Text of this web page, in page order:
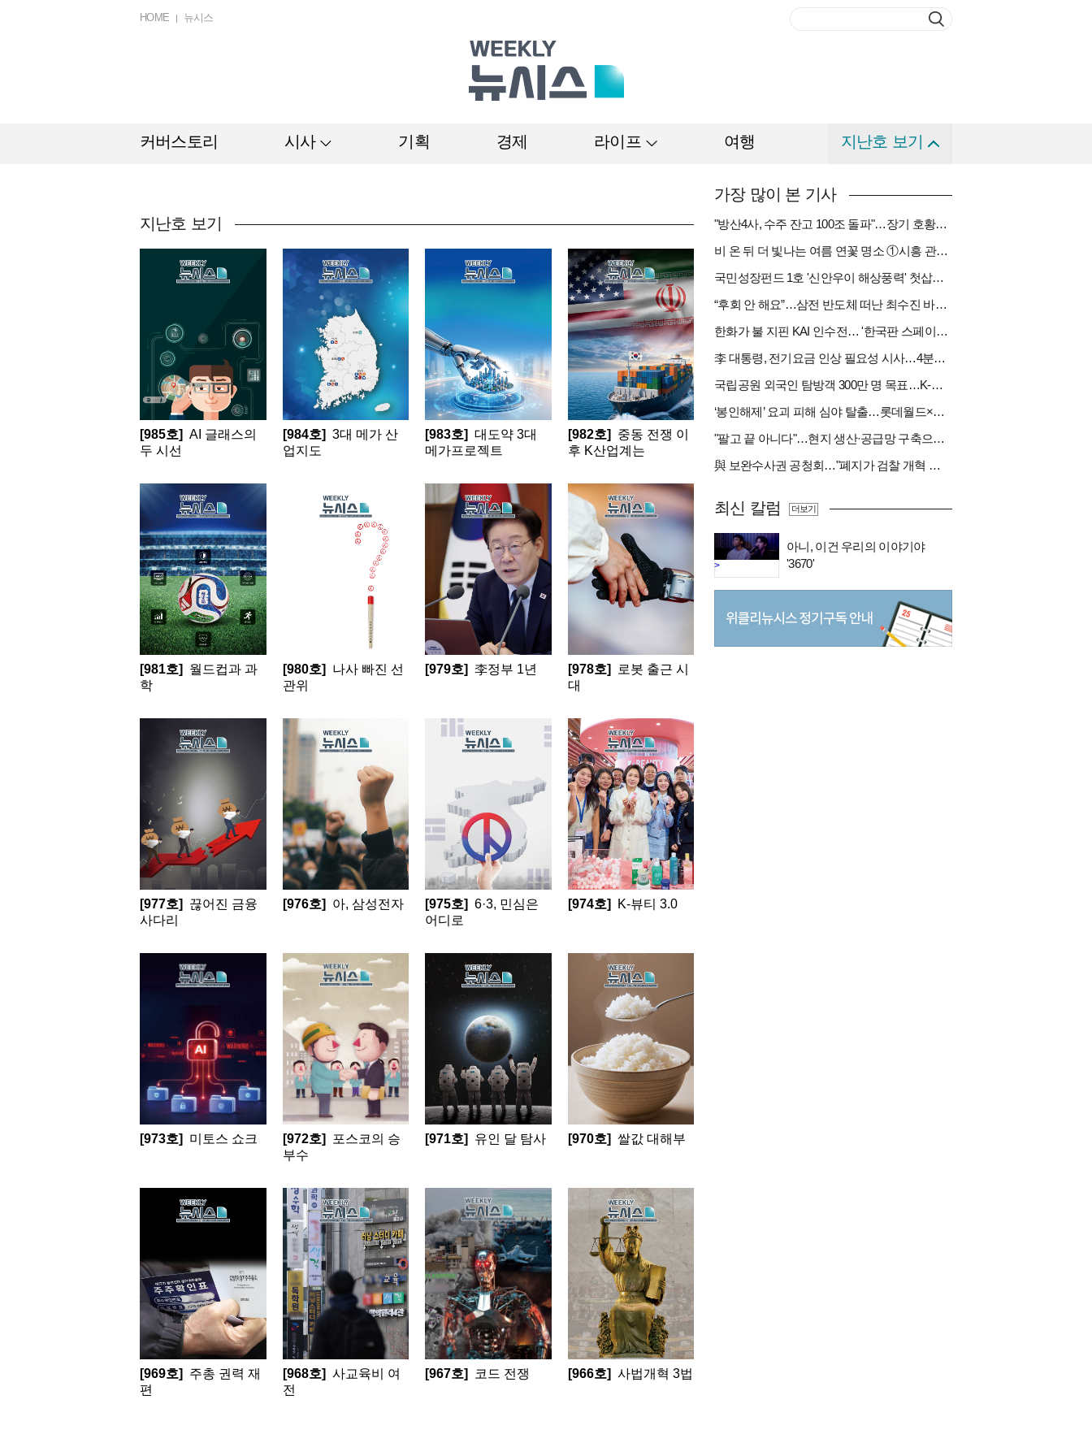
HOME 뉴시스
커버스토리 시사 기획 경제 라이프 여행 지난호 보기
지난호 보기
[985호] AI 글래스의
두 시선
[984호] 3대 메가 산
업지도
[983호] 대도약 3대
메가프로젝트
[982호]
중동 전쟁 이
후 K산업계는
[981호]
월드컵과 과
학
[980호]
나사 빠진 선
관위
[979호] 李정부 1년 [978호]
로봇 출근 시
대
[977호]
끊어진 금융
사다리
[976호] 아, 삼성전자 [975호] 6·3, 민심은
어디로
[974호] K-뷰티 3.0
[973호] 미토스 쇼크 [972호]
포스코의 승
부수
[971호] 유인 달 탐사 [970호] 쌀값 대해부
[969호]
주총 권력 재
편
[968호] 사교육비 여
전
[967호] 코드 전쟁 [966호] 사법개혁 3법
가장 많이 본 기사
"방산4사, 수주 잔고 100조 돌파"…장기 호황기 들어섰다[다시 나는 K방산①]
비 온 뒤 더 빛나는 여름 연꽃 명소 ①시흥 관곡지
국민성장펀드 1호 '신안우이 해상풍력' 첫삽…바람소득 시동[하반기 에너지②]
“후회 안 해요”…삼전 반도체 떠난 최수진 바텐더의 ‘피어오름’[피플]
한화가 불 지핀 KAI 인수전… '한국판 스페이스X' 탄생 촉각[다시 나는 K방산③]
李 대통령, 전기요금 인상 필요성 시사…4분기엔 오를까
국립공원 외국인 탐방객 300만 명 목표…K-트레킹 키운다
‘봉인해제’ 요괴 피해 심야 탈출…롯데월드×당근
"팔고 끝 아니다"…현지 생산·공급망 구축으로 글로벌 진입장벽 돌파[다시 나는 K방산②]
與 보완수사권 공청회…"폐지가 검찰 개혁 아냐" vs "보완수사권은 전면 재수사권"(종합)
최신 칼럼
>
아니, 이건 우리의 이야기야
'3670'
더보기